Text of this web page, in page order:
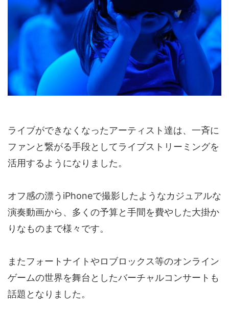
ライブができなくなったアーティスト達は、一斉に
ファンと繋がる手段としてライブストリーミングを
活用するようになりました。
オフ感の漂うiPhoneで撮影したようなカジュアルな
演奏動画から、多くの予算と手間を費やした大掛か
りなものまで様々です。
またフォートナイトやロブロックス等のオンライン
ゲームの世界を舞台としたバーチャルコンサートも
話題となりました。